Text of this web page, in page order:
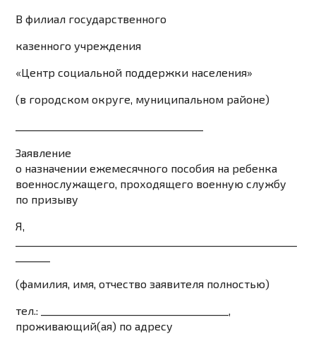
В филиал государственного
казенного учреждения
«Центр социальной поддержки населения»
(в городском округе, муниципальном районе)
Заявление
о назначении ежемесячного пособия на ребенка
военнослужащего, проходящего военную службу
по призыву
Я,
(фамилия, имя, отчество заявителя полностью)
тел.: ______________________________________,
проживающий(ая) по адресу